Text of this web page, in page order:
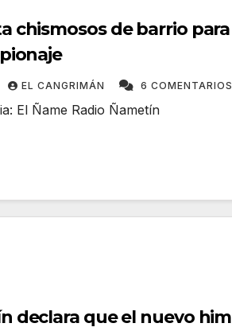
chismosos de barrio
EL CANGRIMÁN 6 COMENTARIOS
El Ñame Radio Ñametín
declara que el nuevo